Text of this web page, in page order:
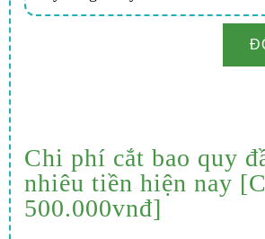
Chi phí cắt bao quy
nhiêu tiền hiện nay
500.000vnđ]